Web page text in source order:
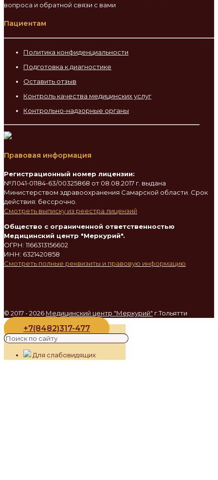
вопроса и обратной связи с вами
Пациентам
Политика конфиденциальности
Подготовка к диагностике
Оставить отзыв
Контроль качества медицинских услуг
Контрольно-надзорные органы
Правовая информация
Регистрационный номер лицензии:
№Л041-01184-63/00325868 от 08.08.2017 г. выдана
Министерством здравоохранения Самарской области. Срок
действия: бессрочно.
Смотреть выписку из реестра лицензий
Общество с ограниченной ответственностью
Медицинский центр "Меркурий".
ОГРН: 1166313156602
ИНН: 6321420858
Смотреть полные реквизиты и правовую информацию
© 2017 - 2026 Медицинский центр "Меркурий" г.Тольятти
+7(8482)317-477
Для слабовидящих